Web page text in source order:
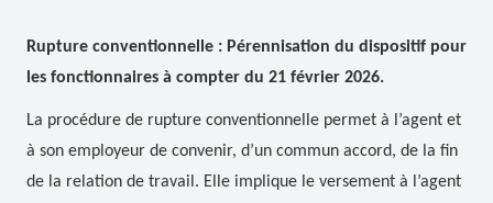
Rupture conventionnelle : Pérennisation du dispositif pour
les fonctionnaires à compter du 21 février 2026.
La procédure de rupture conventionnelle permet à l’agent et
à son employeur de convenir, d’un commun accord, de la fin
de la relation de travail. Elle implique le versement à l’agent